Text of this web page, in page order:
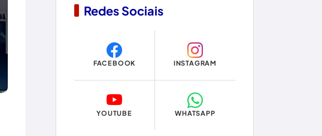
Copa do Mundo 2026
Dom Basílio
Economia
Educação
Redes Sociais
FACEBOOK INSTAGRAM
YOUTUBE WHATSAPP